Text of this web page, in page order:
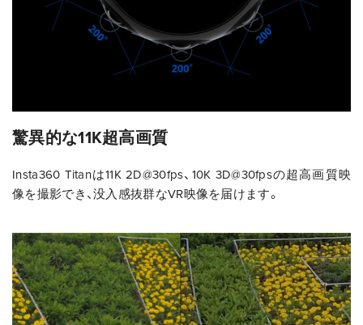
驚異的な11K超高画質
Insta360 Titanは11K 2D@30fps、10K 3D@30fpsの超高画質映
像を撮影でき、没入感抜群なVR映像を届けます。